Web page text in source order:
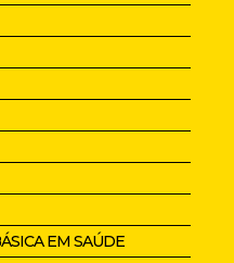
EM SAÚDE